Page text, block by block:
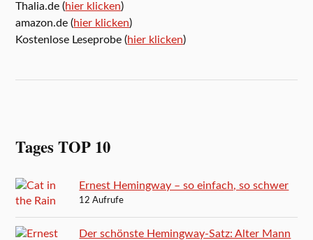
Thalia.de (hier klicken)
amazon.de (hier klicken)
Kostenlose Leseprobe (hier klicken)
Tages TOP 10
Ernest Hemingway – so einfach, so schwer
12 Aufrufe
Der schönste Hemingway-Satz: Alter Mann